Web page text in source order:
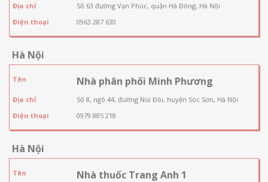
Địa chỉ
Số 63 đường Vạn Phúc, quận Hà Đông, Hà Nội
Điện thoại
0963 287 630
Hà Nội
Tên Nhà phân phối Minh Phương
Địa chỉ
Số 8, ngõ 44, đường Núi Đôi, huyện Sóc Sơn, Hà Nội
Điện thoại
0979 885 218
Hà Nội
Tên Nhà thuốc Trang Anh 1